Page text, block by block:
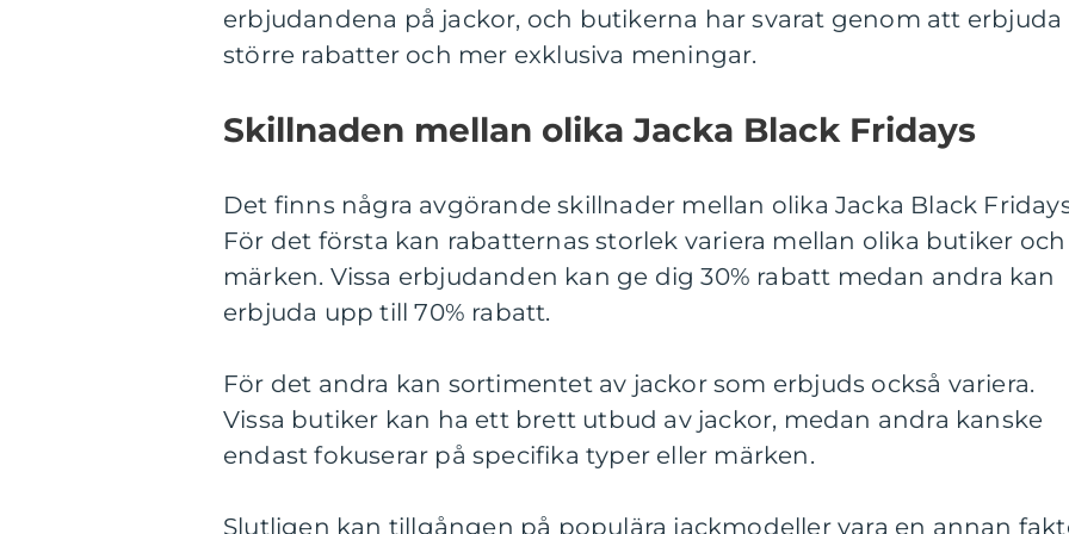
erbjudandena på jackor, och butikerna har svarat genom att erbjuda
större rabatter och mer exklusiva meningar.
Skillnaden mellan olika Jacka Black Fridays
Det finns några avgörande skillnader mellan olika Jacka Black
För det första kan rabatternas storlek variera mellan olika butiker och
märken. Vissa erbjudanden kan ge dig 30% rabatt medan andra kan
erbjuda upp till 70% rabatt.
För det andra kan sortimentet av jackor som erbjuds också variera.
Vissa butiker kan ha ett brett utbud av jackor, medan andra kanske
endast fokuserar på specifika typer eller märken.
Slutligen kan tillgången på populära jackmodeller vara en annan